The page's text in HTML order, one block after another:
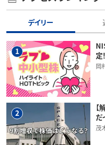
デイリー
1
定
岡
2
【
だ
茂